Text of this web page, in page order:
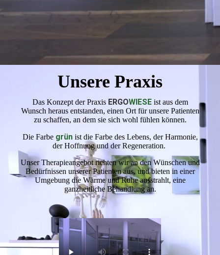
Unsere Praxis
Das Konzept der Praxis ERGOWIESE ist aus dem
Wunsch heraus entstanden, einen Ort für unsere Patienten
zu schaffen, an dem sie sich wohl fühlen können.
Die Farbe grünist die Farbe des Lebens, der Harmonie,
der Hoffnung und der Regeneration.
Unser Therapieangebot richten wir an den Wünschen und
Bedürfnissen unserer Patienten aus, und bieten in einer
Umgebung die Wärme und Ruhe ausstrahlt, eine
ganzheitliche Behandlung an.